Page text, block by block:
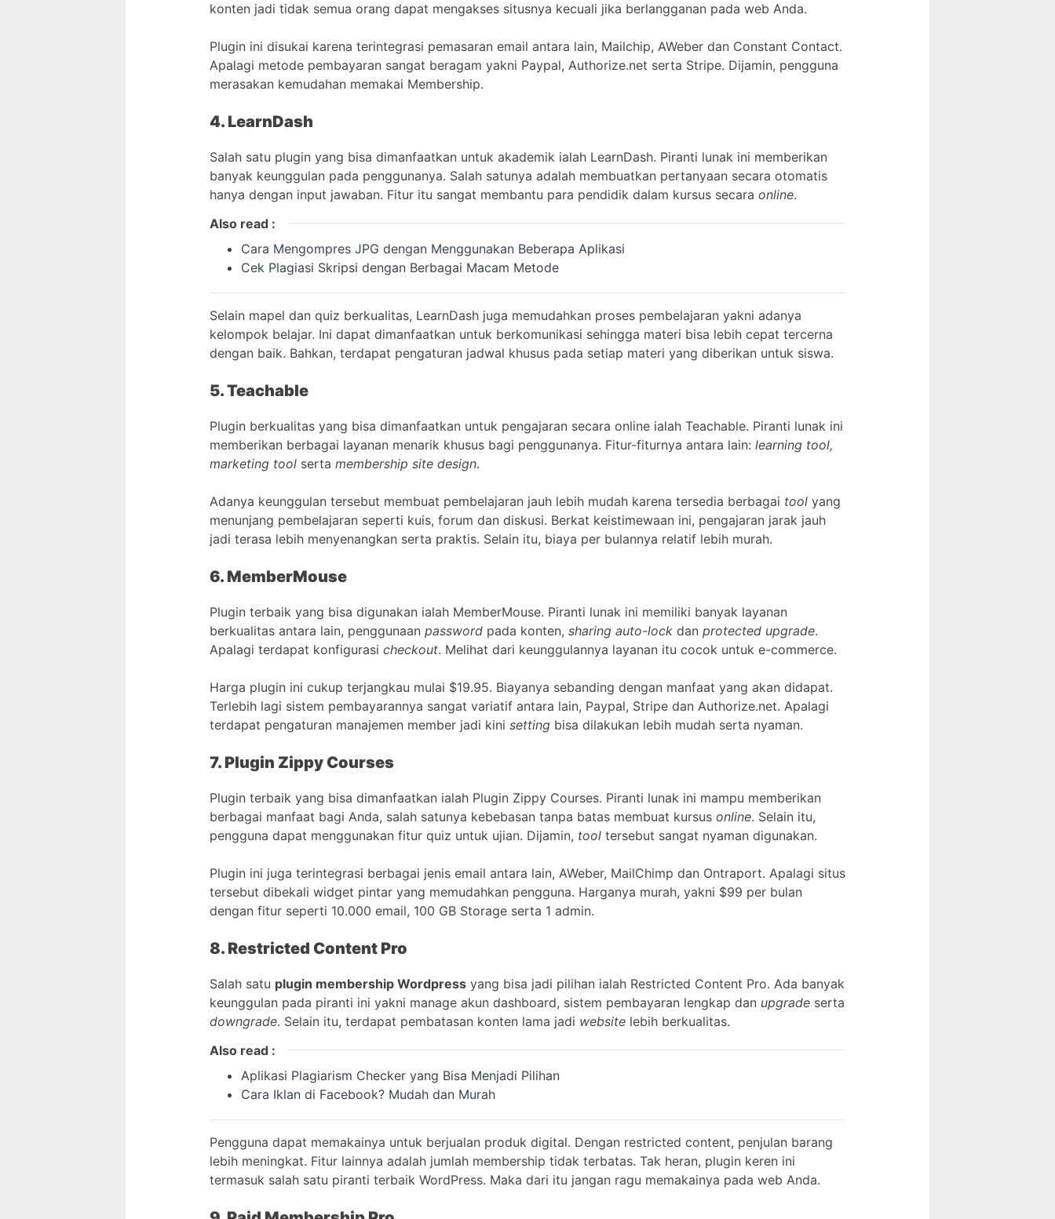
konten jadi tidak semua orang dapat mengakses situsnya kecuali jika berlangganan pada web Anda.
Plugin ini disukai karena terintegrasi pemasaran email antara lain, Mailchip, AWeber dan Constant Contact.
Apalagi metode pembayaran sangat beragam yakni Paypal, Authorize.net serta Stripe. Dijamin, pengguna
merasakan kemudahan memakai Membership.
4. LearnDash
Salah satu plugin yang bisa dimanfaatkan untuk akademik ialah LearnDash. Piranti lunak ini memberikan
banyak keunggulan pada penggunanya. Salah satunya adalah membuatkan pertanyaan secara otomatis
hanya dengan input jawaban. Fitur itu sangat membantu para pendidik dalam kursus secara online.
Also read :
Cara Mengompres JPG dengan Menggunakan Beberapa Aplikasi
Cek Plagiasi Skripsi dengan Berbagai Macam Metode
Selain mapel dan quiz berkualitas, LearnDash juga memudahkan proses pembelajaran yakni adanya
kelompok belajar. Ini dapat dimanfaatkan untuk berkomunikasi sehingga materi bisa lebih cepat tercerna
dengan baik. Bahkan, terdapat pengaturan jadwal khusus pada setiap materi yang diberikan untuk siswa.
5. Teachable
Plugin berkualitas yang bisa dimanfaatkan untuk pengajaran secara online ialah Teachable. Piranti lunak ini
memberikan berbagai layanan menarik khusus bagi penggunanya. Fitur-fiturnya antara lain: learning tool,
marketing tool serta membership site design.
Adanya keunggulan tersebut membuat pembelajaran jauh lebih mudah karena tersedia berbagai tool yang
menunjang pembelajaran seperti kuis, forum dan diskusi. Berkat keistimewaan ini, pengajaran jarak jauh
jadi terasa lebih menyenangkan serta praktis. Selain itu, biaya per bulannya relatif lebih murah.
6. MemberMouse
Plugin terbaik yang bisa digunakan ialah MemberMouse. Piranti lunak ini memiliki banyak layanan
berkualitas antara lain, penggunaan password pada konten, sharing auto-lock dan protected upgrade.
Apalagi terdapat konfigurasi checkout. Melihat dari keunggulannya layanan itu cocok untuk e-commerce.
Harga plugin ini cukup terjangkau mulai $19.95. Biayanya sebanding dengan manfaat yang akan didapat.
Terlebih lagi sistem pembayarannya sangat variatif antara lain, Paypal, Stripe dan Authorize.net. Apalagi
terdapat pengaturan manajemen member jadi kini setting bisa dilakukan lebih mudah serta nyaman.
7. Plugin Zippy Courses
Plugin terbaik yang bisa dimanfaatkan ialah Plugin Zippy Courses. Piranti lunak ini mampu memberikan
berbagai manfaat bagi Anda, salah satunya kebebasan tanpa batas membuat kursus online. Selain itu,
pengguna dapat menggunakan fitur quiz untuk ujian. Dijamin, tool tersebut sangat nyaman digunakan.
Plugin ini juga terintegrasi berbagai jenis email antara lain, AWeber, MailChimp dan Ontraport. Apalagi situs
tersebut dibekali widget pintar yang memudahkan pengguna. Harganya murah, yakni $99 per bulan
dengan fitur seperti 10.000 email, 100 GB Storage serta 1 admin.
8. Restricted Content Pro
Salah satu plugin membership Wordpress yang bisa jadi pilihan ialah Restricted Content Pro. Ada banyak
keunggulan pada piranti ini yakni manage akun dashboard, sistem pembayaran lengkap dan upgrade serta
downgrade. Selain itu, terdapat pembatasan konten lama jadi website lebih berkualitas.
Also read :
Aplikasi Plagiarism Checker yang Bisa Menjadi Pilihan
Cara Iklan di Facebook? Mudah dan Murah
Pengguna dapat memakainya untuk berjualan produk digital. Dengan restricted content, penjulan barang
lebih meningkat. Fitur lainnya adalah jumlah membership tidak terbatas. Tak heran, plugin keren ini
termasuk salah satu piranti terbaik WordPress. Maka dari itu jangan ragu memakainya pada web Anda.